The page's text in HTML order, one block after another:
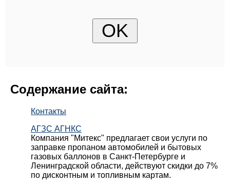
Содержание сайта:
Контакты
АГЗС АГНКС
Компания "Митекс" предлагает свои услуги по
заправке пропаном автомобилей и бытовых
газовых баллонов в Санкт-Петербурге и
Ленинградской области, действуют скидки до 7%
по дисконтным и топливным картам.